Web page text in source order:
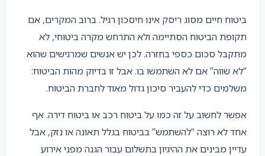
ביטוח חיים מסוג ריסק אינו חיסכון רגיל. ברוב המקרים, אם
תקופת הביטוח הסתיימה ולא התרחש מקרה ביטוחי, לא
מתקבל סכום כספי בחזרה. לכן יש אנשים שמרגישים שהוא
“לא שווה” אם לא השתמשו בו. אבל זו בדיוק מהות הביטוח:
משלמים כדי להעביר סיכון גדול מאוד לחברת הביטוח.
אפשר לחשוב על זה כמו על ביטוח רכב או ביטוח דירה. אף
אחד לא רוצה “להשתמש” בביטוח בגלל תאונה או נזק, אבל
עדיין מבינים את ההיגיון בתשלום עבור הגנה מפני אירוע